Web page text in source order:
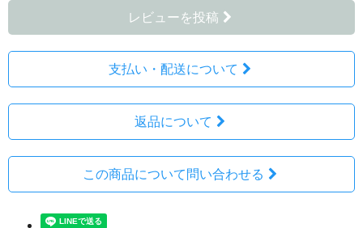
レビューを投稿
支払い・配送について
返品について
この商品について問い合わせる